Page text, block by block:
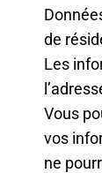
de
Les
Vous
vos
ne